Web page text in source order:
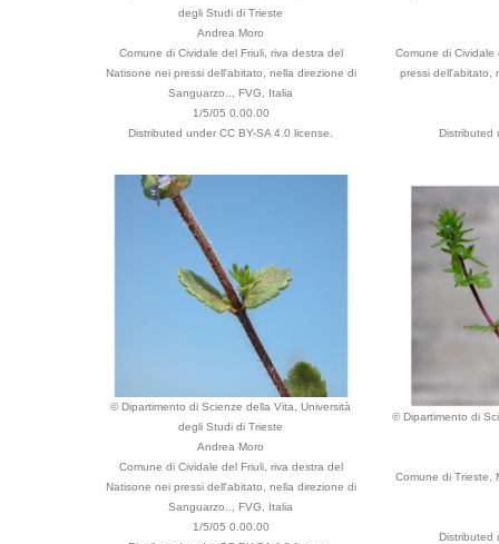
degli Studi di Trieste
Andrea Moro
Comune di Cividale del Friuli, riva destra del
Natisone nei pressi dell'abitato, nella direzione di
Sanguarzo.., FVG, Italia
1/5/05 0.00.00
Distributed under CC BY-SA 4.0 license.
Comune di Cividale
pressi dell'abitato,
Distributed
© Dipartimento di Scienze della Vita, Università
degli Studi di Trieste
Andrea Moro
Comune di Cividale del Friuli, riva destra del
Natisone nei pressi dell'abitato, nella direzione di
Sanguarzo.., FVG, Italia
1/5/05 0.00.00
© Dipartimento di
Comune di Trieste,
Distributed